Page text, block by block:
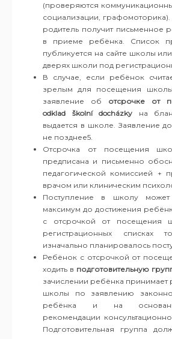
(проверяются
социализации,
родитель получит письменное
в приеме ребёнка. Список
публикуется на сайте школы
дверях школи под
В случае, если ребёнок
зрелым для посещения
заявление об отсрочке от
odklad školní docházky на
выдается в школе. Заявление
не позднее5.
Отсрочка от посещения
предписана и письменно
педагогической комиссией +
врачом или клиническим
Поступление в школу
максимум до достижения
с отсрочкой от посещения
регистрационных списках
изначально планировалось
Ребёнок с отсрочкой от
ходить в подготовительную
зачислении ребёнка
школы по заявлению
ребёнка и на
рекомендации
Подготовительная группа